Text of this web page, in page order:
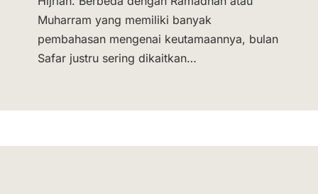
Muharram yang memiliki banyak
pembahasan mengenai keutamaannya, bulan
Safar justru sering dikaitkan…